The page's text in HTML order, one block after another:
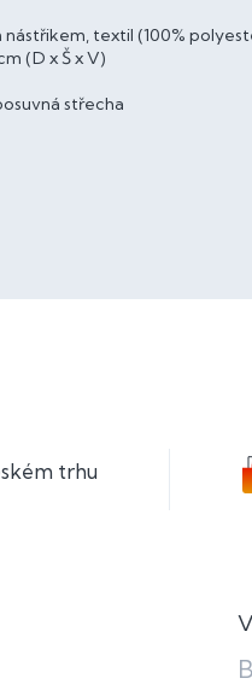
textil (100%
(D x Š x V)
střecha
trhu